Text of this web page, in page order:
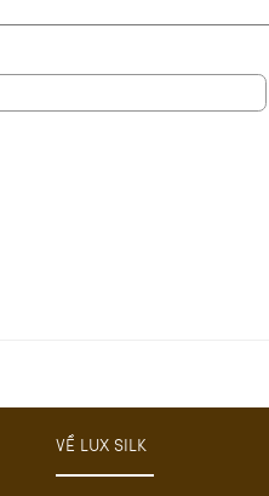
VỀ LUX SILK